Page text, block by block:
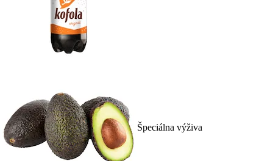
Špeciálna výživa